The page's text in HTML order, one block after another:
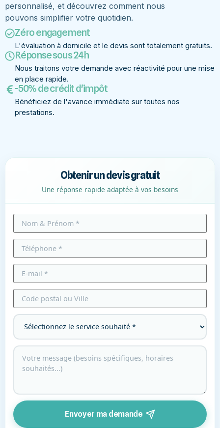
personnalisé, et découvrez comment nous
pouvons simplifier votre quotidien.
Zéro engagement
L'évaluation à domicile et le devis sont totalement gratuits.
Réponse sous 24h
Nous traitons votre demande avec réactivité pour une mise
en place rapide.
-50% de crédit d'impôt
Bénéficiez de l'avance immédiate sur toutes nos
prestations.
Obtenir un devis gratuit
Une réponse rapide adaptée à vos besoins
Envoyer ma demande